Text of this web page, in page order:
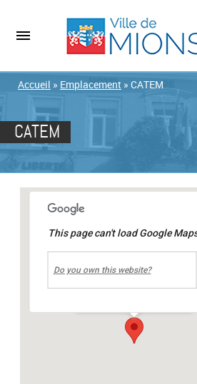
Accueil » Emplacement » CATEM
CATEM
CATEM
This page can't load Google
Do you own this website?